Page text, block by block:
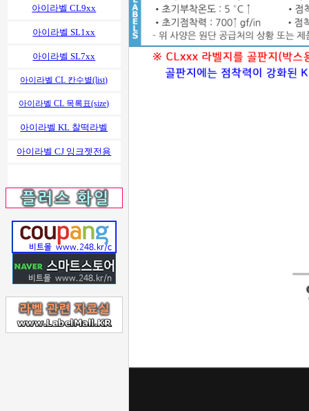
아이라벨 CL9xx
아이라벨 SL1xx
아이라벨 SL7xx
아이라벨 CL 칸수별(list)
아이라벨 CL 목록표(size)
아이라벨 KL 찰떡라벨
아이라벨 CJ 잉크젯전용